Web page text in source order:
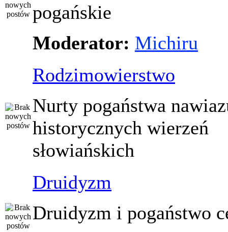
pogańskie
Moderator: Michiru
Rodzimowierstwo
Nurty pogaństwa
historycznych wierzeń
słowiańskich
Druidyzm
Druidyzm i pogaństwo